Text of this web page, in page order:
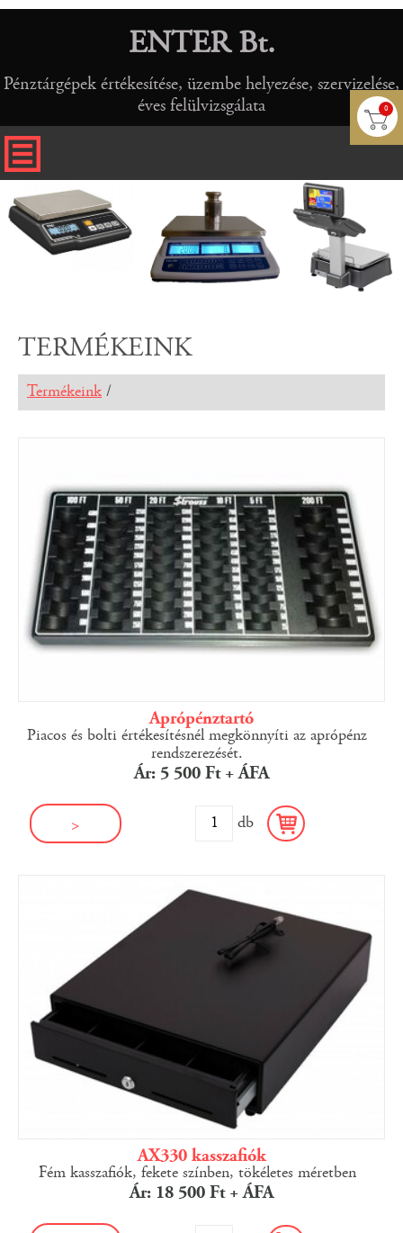
0
ENTER Bt.
Pénztárgépek értékesítése, üzembe helyezése, szervizelése,
éves felülvizsgálata
TERMÉKEINK
Termékeink /
Aprópénztartó
Piacos és bolti értékesítésnél megkönnyíti az aprópénz
rendszerezését.
Ár: 5 500 Ft + ÁFA
> db
AX330 kasszafiók
Fém kasszafiók, fekete színben, tökéletes méretben
Ár: 18 500 Ft + ÁFA